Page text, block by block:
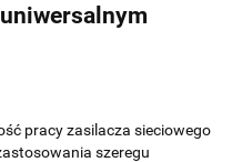
pracy zasilacza sieciowego
szeregu